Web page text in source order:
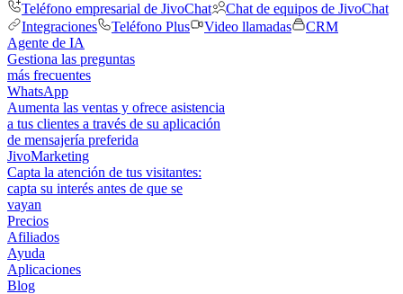
Teléfono empresarial de JivoChat
Chat de equipos de JivoChat
Integraciones
Teléfono Plus Video llamadas
CRM
Agente de IA
Gestiona las preguntas
más frecuentes
WhatsApp
Aumenta las ventas y ofrece asistencia
a tus clientes a través de su aplicación
de mensajería preferida
JivoMarketing
Capta la atención de tus visitantes:
capta su interés antes de que se
vayan
Precios
Afiliados
Ayuda
Aplicaciones
Blog